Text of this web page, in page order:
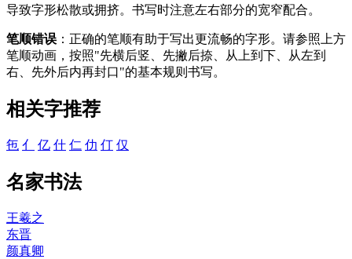
导致字形松散或拥挤。书写时注意左右部分的宽窄配合。
笔顺错误 ：正确的笔顺有助于写出更流畅的字形。请参照上方
笔顺动画，按照"先横后竖、先撇后捺、从上到下、从左到
右、先外后内再封口"的基本规则书写。
相关字推荐
㐌 亻 亿 什 仁 仂 仃 仅
名家书法
王羲之
东晋
颜真卿